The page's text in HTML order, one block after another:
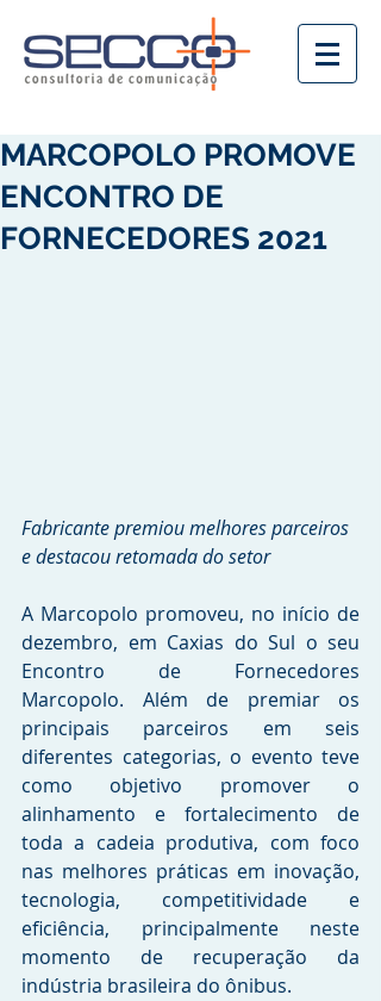
MARCOPOLO PROMOVE
ENCONTRO DE
FORNECEDORES 2021
Fabricante premiou melhores parceiros
e destacou retomada do setor
A Marcopolo promoveu, no início de
dezembro, em Caxias do Sul o seu
Encontro de Fornecedores
Marcopolo. Além de premiar os
principais parceiros em seis
diferentes categorias, o evento teve
como objetivo promover o
alinhamento e fortalecimento de
toda a cadeia produtiva, com foco
nas melhores práticas em inovação,
tecnologia, competitividade e
eficiência, principalmente neste
momento de recuperação da
indústria brasileira do ônibus.